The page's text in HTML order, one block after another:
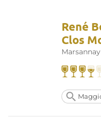
René
Clos
Marsannay